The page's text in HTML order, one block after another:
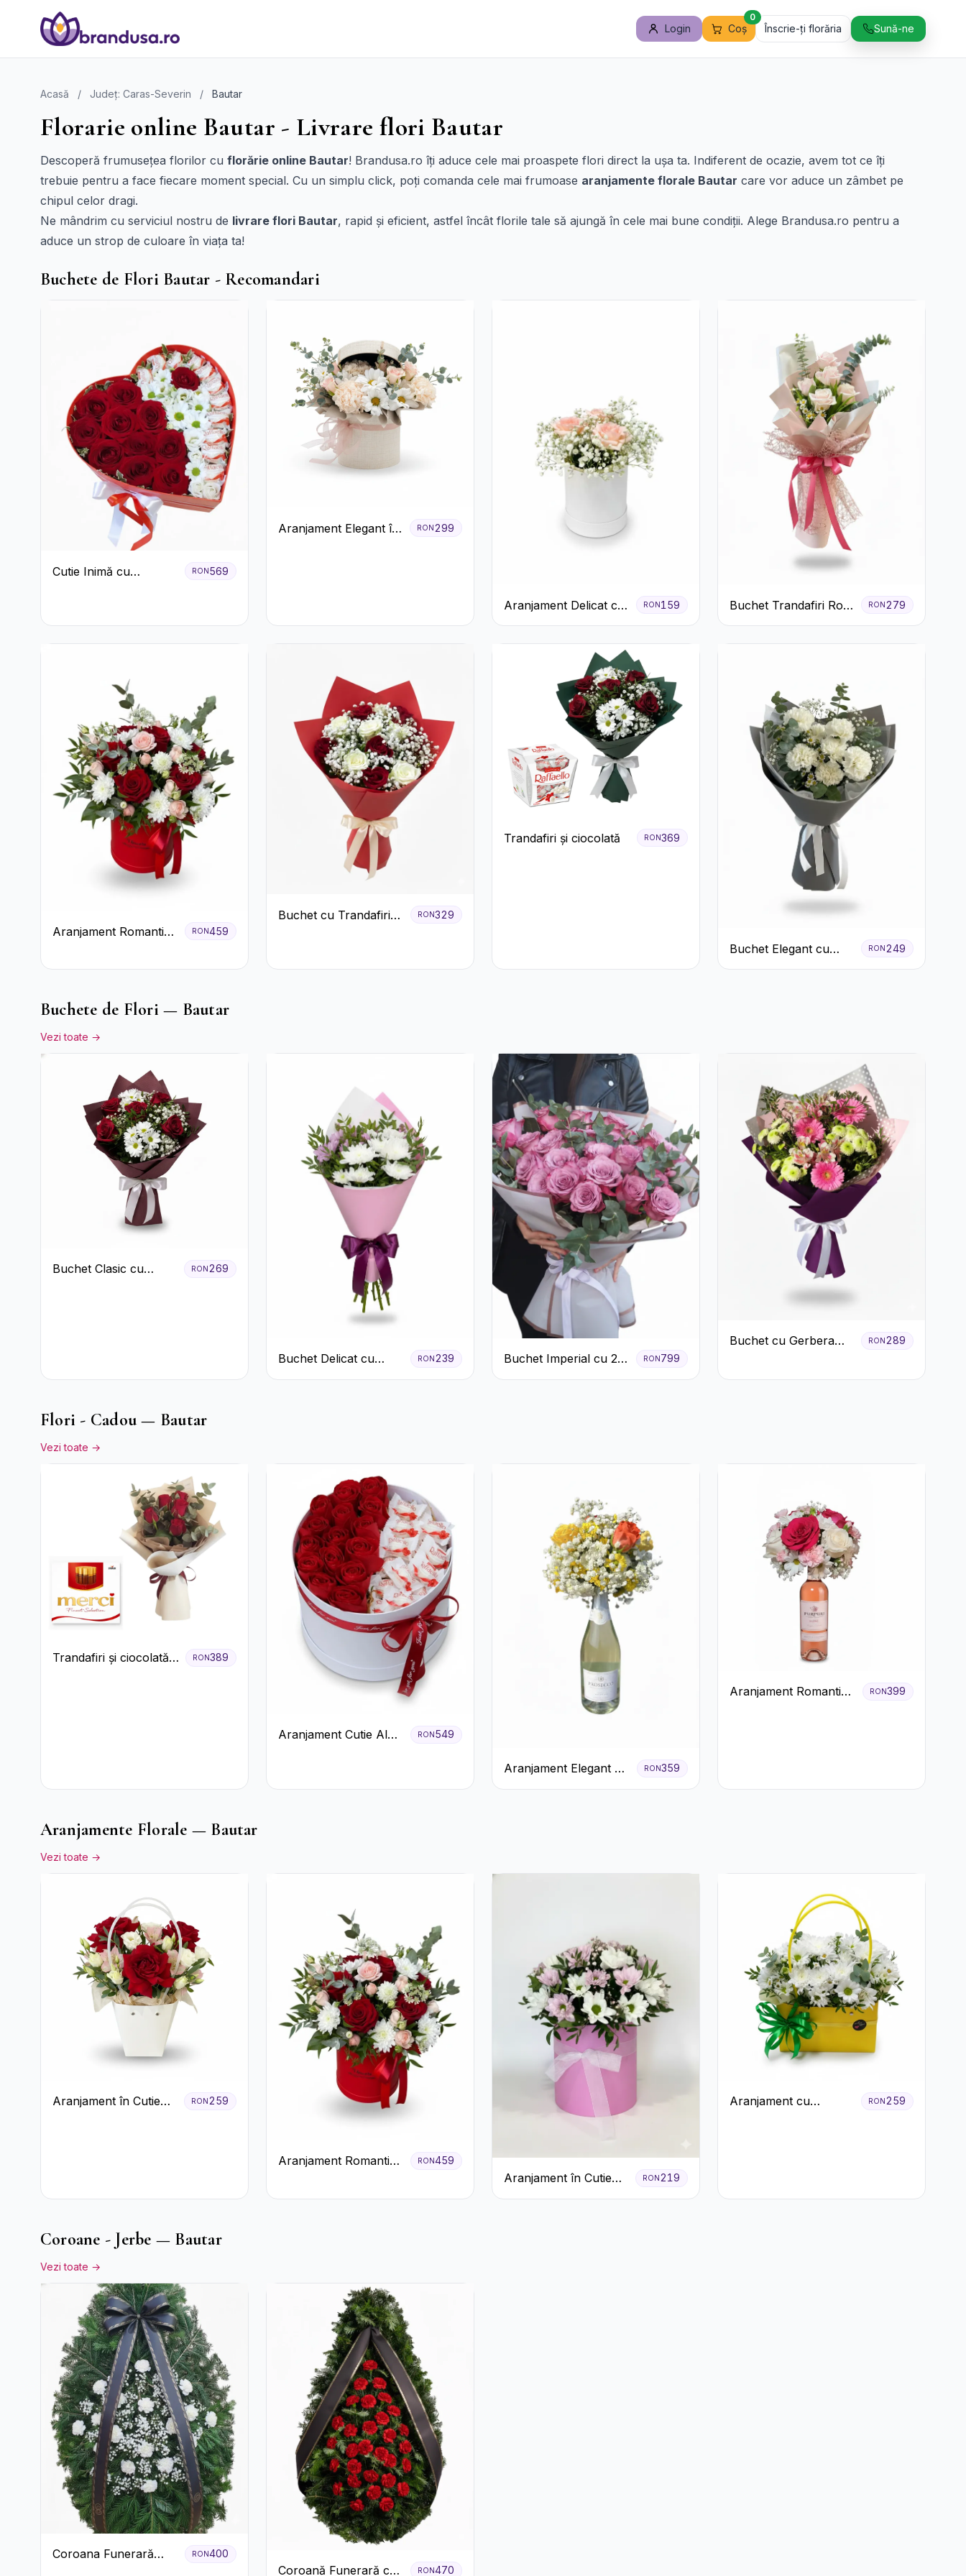
Login Coș
0
Înscrie-ți florăria Sună-ne
Acasă / Județ: Caras-Severin / Bautar
Florarie online Bautar - Livrare flori Bautar
Descoperă frumusețea florilor cu florărie online Bautar! Brandusa.ro îți aduce cele mai proaspete flori direct la ușa ta. Indiferent de ocazie, avem tot ce îți
trebuie pentru a face fiecare moment special. Cu un simplu click, poți comanda cele mai frumoase aranjamente florale Bautar care vor aduce un zâmbet pe
chipul celor dragi.
Ne mândrim cu serviciul nostru de livrare flori Bautar, rapid și eficient, astfel încât florile tale să ajungă în cele mai bune condiții. Alege Brandusa.ro pentru a
aduce un strop de culoare în viața ta!
Buchete de Flori Bautar - Recomandari
Cutie Inimă cu
Bomboane Raffaello
RON569
Aranjament Elegant în
RON299
Aranjament Delicat cu
3 Trandafiri Roz în
RON159
Buchet Trandafiri Roz
Pal și Eucalipt
RON279
Aranjament Romantic
Trandafiri și
RON459
Buchet cu Trandafiri
RON329
Trandafiri și ciocolată RON369
Buchet Elegant cu
Garoafe Albe și
RON 249
Buchete de Flori — Bautar
Vezi toate →
Buchet Clasic cu
RON269
Buchet Delicat cu
Crizanteme Albe și
RON239
Buchet Imperial cu 25
Trandafiri
RON799
Buchet cu Gerbera
RON289
Flori - Cadou — Bautar
Vezi toate →
Trandafiri și ciocolată
RON389
Aranjament Cutie Albă
RON549
Aranjament Elegant cu
Prosecco și Flori
RON359
Aranjament Romantic
RON399
Aranjamente Florale — Bautar
Vezi toate →
Aranjament în Cutie
RON259
Aranjament Romantic
Trandafiri și
RON459
Aranjament în Cutie
Roz cu Crizanteme
RON219
Aranjament cu
RON259
Coroane - Jerbe — Bautar
Vezi toate →
Coroana Funerară
RON400
Coroană Funerară cu RON470